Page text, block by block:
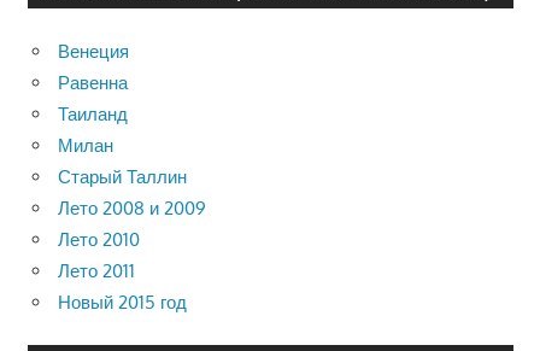
Венеция
Равенна
Таиланд
Милан
Старый Таллин
Лето 2008 и 2009
Лето 2010
Лето 2011
Новый 2015 год